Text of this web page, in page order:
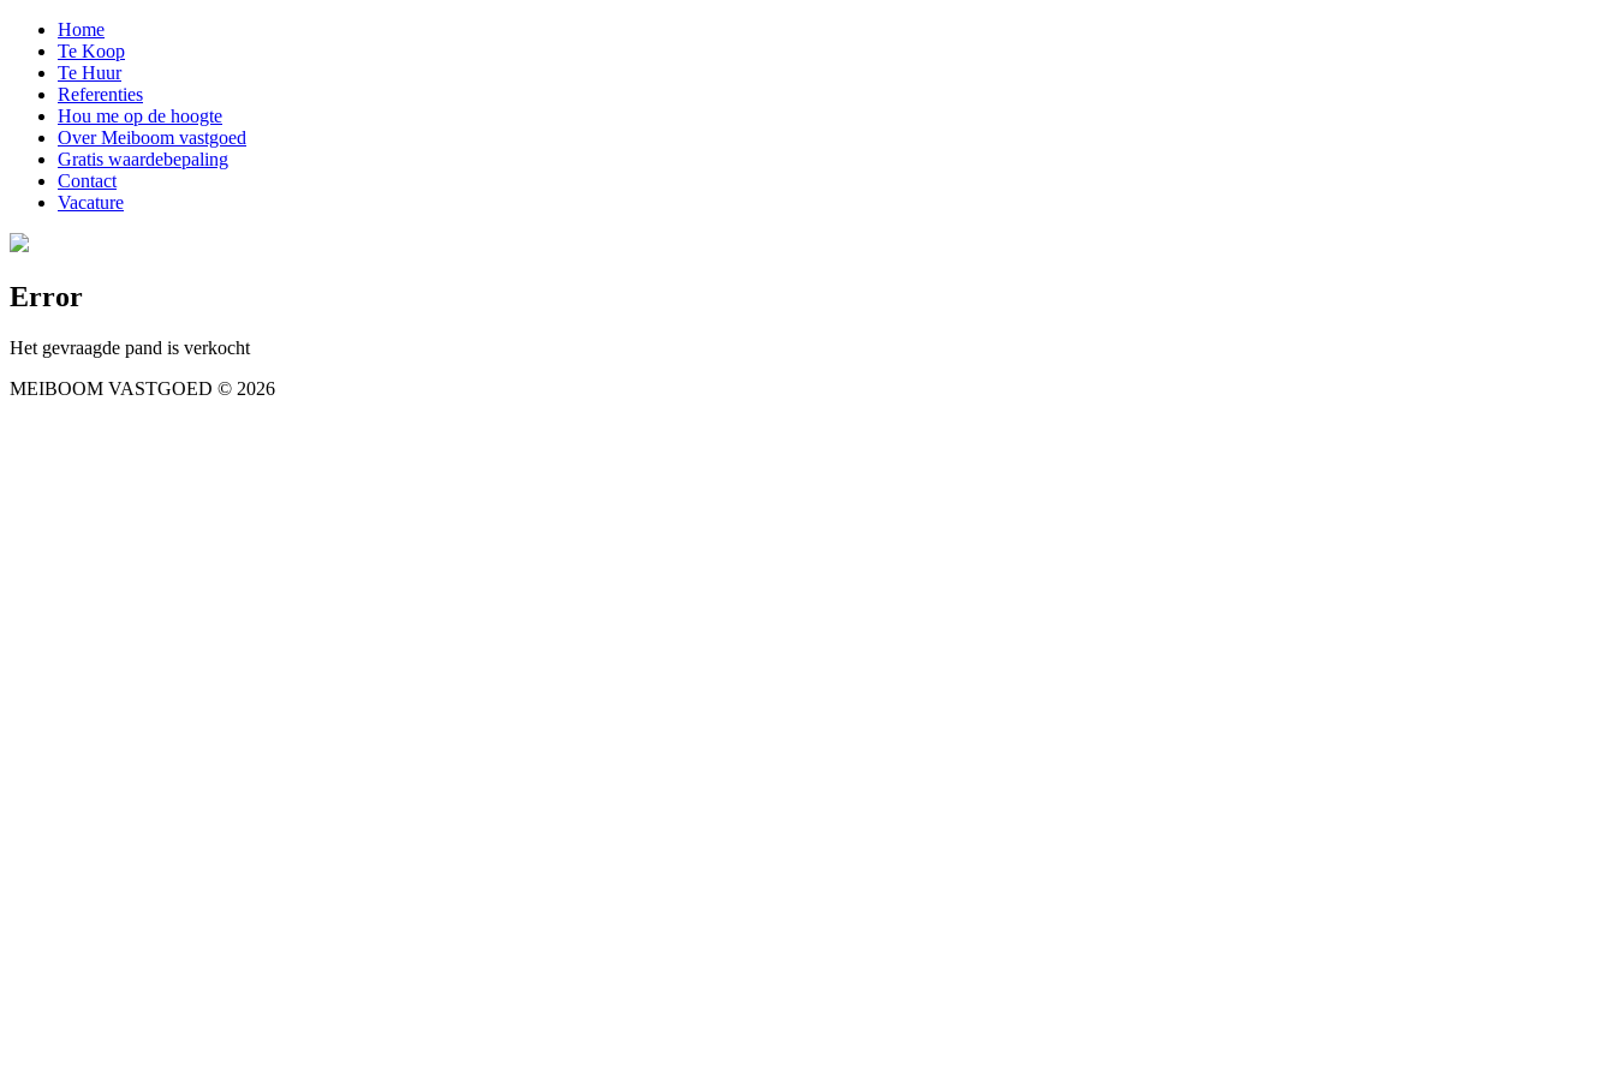
Home
Te Koop
Te Huur
Referenties
Hou me op de hoogte
Over Meiboom vastgoed
Gratis waardebepaling
Contact
Vacature
Error
Het gevraagde pand is verkocht
MEIBOOM VASTGOED © 2026